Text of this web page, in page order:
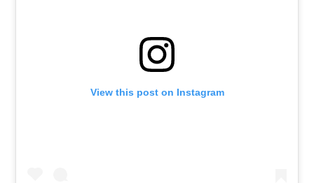
View this post on Instagram